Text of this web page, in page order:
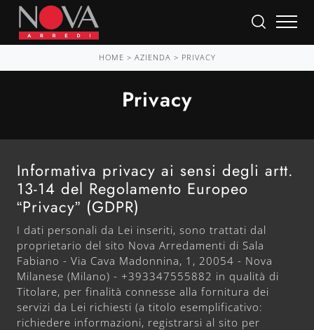
HOME > AZIENDA > PRIVACY
Privacy
Informativa privacy ai sensi degli artt.
13-14 del Regolamento Europeo
“Privacy” (GDPR)
I dati personali da Lei inseriti, sono trattati dal
proprietario del sito Nova Arredamenti di Sala
Fabiano - Via Cava Madonnina, 1, 20054 - Nova
Milanese (Milano) - +393347555882 in qualità di
Titolare, per finalità connesse alla fornitura dei
servizi da Lei richiesti (a titolo esemplificativo:
richiedere informazioni, registrarsi al sito per